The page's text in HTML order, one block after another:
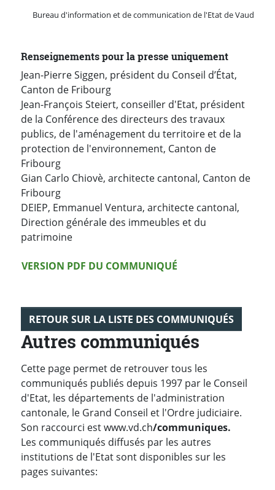
Bureau d'information et de communication de l'Etat de Vaud
Renseignements pour la presse uniquement
Jean-Pierre Siggen, président du Conseil d’État,
Canton de Fribourg
Jean-François Steiert, conseiller d'Etat, président
de la Conférence des directeurs des travaux
publics, de l'aménagement du territoire et de la
protection de l'environnement, Canton de
Fribourg
Gian Carlo Chiovè, architecte cantonal, Canton de
Fribourg
DEIEP, Emmanuel Ventura, architecte cantonal,
Direction générale des immeubles et du
patrimoine
Version PDF
VERSION PDF DU COMMUNIQUÉ
RETOUR SUR LA LISTE DES COMMUNIQUÉS
Autres communiqués
Cette page permet de retrouver tous les
communiqués publiés depuis 1997 par le Conseil
d'Etat, les départements de l'administration
cantonale, le Grand Conseil et l'Ordre judiciaire.
Son raccourci est www.vd.ch/communiques.
Les communiqués diffusés par les autres
institutions de l'Etat sont disponibles sur les
pages suivantes: